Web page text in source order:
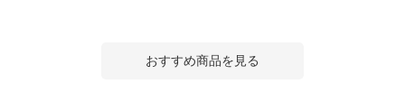
おすすめ商品を見る